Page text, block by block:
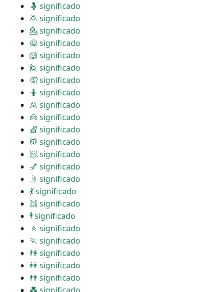
🤱 significado
🙇 significado
💁 significado
🙅 significado
🙆 significado
🙋 significado
🤦 significado
🤷 significado
🙎 significado
🙍 significado
💇 significado
💆 significado
🧖 significado
💅 significado
🤳 significado
💃 significado
👯 significado
🕴 significado
🚶 significado
🏃 significado
👫 significado
👭 significado
👬 significado